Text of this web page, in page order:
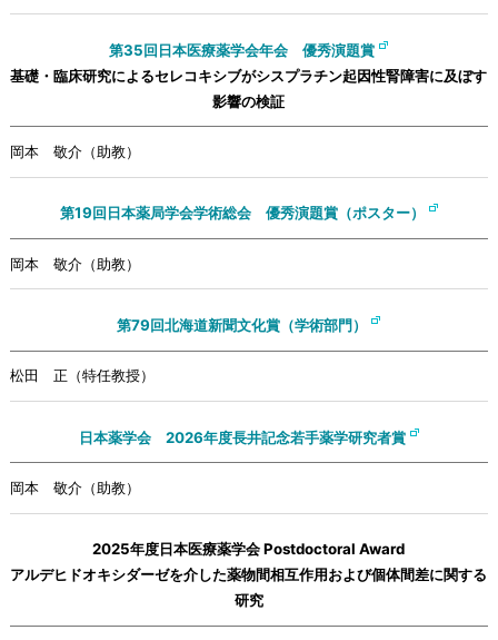
第35回日本医療薬学会年会 優秀演題賞
基礎・臨床研究によるセレコキシブがシスプラチン起因性腎障害に及ぼす
影響の検証
岡本 敬介（助教）
第19回日本薬局学会学術総会 優秀演題賞（ポスター）
岡本 敬介（助教）
第79回北海道新聞文化賞（学術部門）
松田 正（特任教授）
日本薬学会 2026年度長井記念若手薬学研究者賞
岡本 敬介（助教）
2025年度日本医療薬学会 Postdoctoral Award
アルデヒドオキシダーゼを介した薬物間相互作用および個体間差に関する
研究